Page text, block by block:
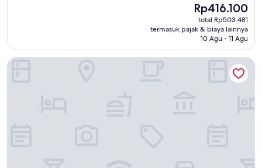
ulasan)
Harga
sekarang
Rp416.100
Rp416.100
total Rp503.481
termasuk pajak & biaya lainnya
10 Agu - 11 Agu
The Orient Jakarta, a Royal Hideaway Hotel